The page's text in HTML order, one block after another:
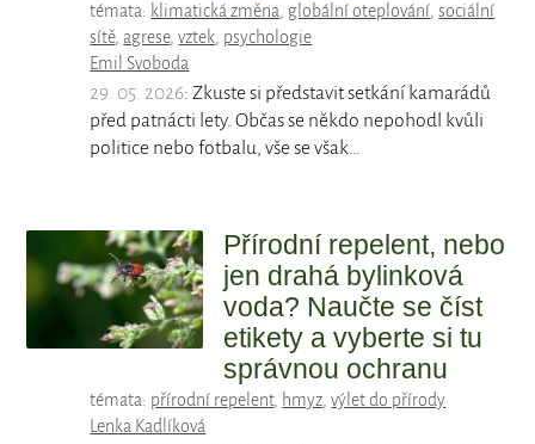
témata: klimatická změna, globální oteplování,sociální
sítě,agrese,vztek, psychologie
Emil Svoboda
29. 05. 2026: Zkuste si představit setkání kamarádů
před patnácti lety. Občas se někdo nepohodl kvůli
politice nebo fotbalu, vše se však…
Přírodní repelent, nebo
jen drahá bylinková
voda? Naučte se číst
etikety a vyberte si tu
správnou ochranu
témata: přírodní repelent, hmyz,výlet do přírody
Lenka Kadlíková